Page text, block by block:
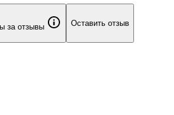
за отзывы Оставить отзыв